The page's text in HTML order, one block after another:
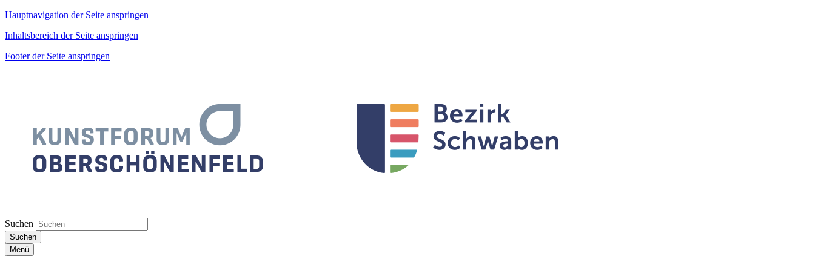
Hauptnavigation der Seite anspringen
Inhaltsbereich der Seite anspringen
Footer der Seite anspringen
Suchen
Suchen
Menü